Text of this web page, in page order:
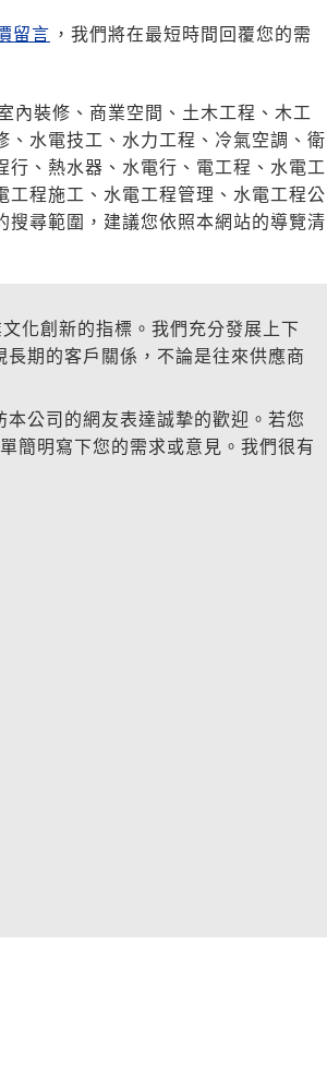
留言 ，我們將在最短時間回覆您的需
內裝修、商業空間、土木工程、木工
水電技工、水力工程、冷氣空調、衛
、熱水器、水電行、電工程、水電工
程施工、水電工程管理、水電工程公
尋範圍，建議您依照本網站的導覽清
化創新的指標。我們充分發展上下
期的客戶關係，不論是往來供應商
公司的網友表達誠摯的歡迎。若您
簡明寫下您的需求或意見。我們很有